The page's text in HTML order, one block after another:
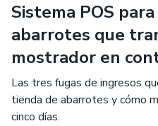
Sistema POS
abarrotes que
mostrador en
Las tres fugas de ingresos
tienda de abarrotes y cómo
cinco días.